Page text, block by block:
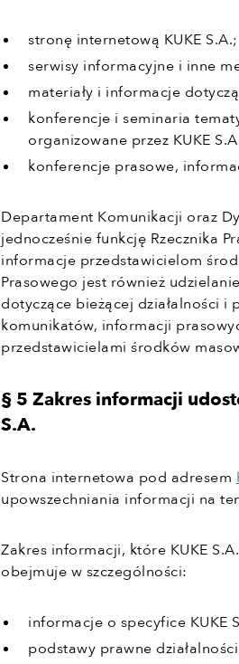
stronę internetową KUKE S.A.;
serwisy informacyjne i inne
materiały i informacje
konferencje i seminaria
organizowane przez KUKE
konferencje prasowe,
Departament Komunikacji oraz
jednocześnie funkcję Rzecznika
informacje przedstawicielom
Prasowego jest również
dotyczące bieżącej działalności i
komunikatów, informacji
przedstawicielami środków
§ 5 Zakres informacji
S.A.
Strona internetowa pod adresem
upowszechniania informacji na
Zakres informacji, które KUKE
obejmuje w szczególności:
informacje o specyfice KUKE
podstawy prawne